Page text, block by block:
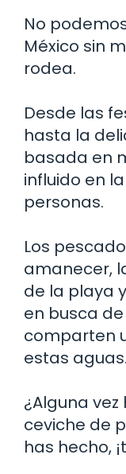
No
México sin
rodea.
Desde las
hasta la
basada en
influido en
personas.
Los
amanecer,
de la playa
en busca
comparten
estas aguas.
¿Alguna
ceviche de
has hecho,